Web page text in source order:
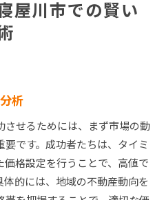
屋川市での賢い
析
せるためには、まず市場の動
です。成功者たちは、タイミ
格設定を行うことで、高値で
的には、地域の不動産動向を